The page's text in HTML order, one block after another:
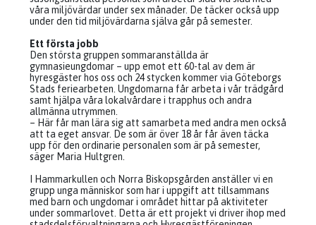
våra miljövärdar under sex månader. De täcker också upp
under den tid miljövärdarna själva går på semester.
Ett första jobb
Den största gruppen sommaranställda är
gymnasieungdomar – upp emot ett 60-tal av dem är
hyresgäster hos oss och 24 stycken kommer via Göteborgs
Stads feriearbeten. Ungdomarna får arbeta i vår trädgård
samt hjälpa våra lokalvårdare i trapphus och andra
allmänna utrymmen.
– Här får man lära sig att samarbeta med andra men också
att ta eget ansvar. De som är över 18 år får även täcka
upp för den ordinarie personalen som är på semester,
säger Maria Hultgren.
I Hammarkullen och Norra Biskopsgården anställer vi en
grupp unga människor som har i uppgift att tillsammans
med barn och ungdomar i området hittar på aktiviteter
under sommarlovet. Detta är ett projekt vi driver ihop med